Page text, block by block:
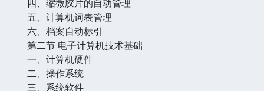
四、缩微胶片的自动管理
五、计算机词表管理
六、档案自动标引
第二节 电子计算机技术基础
一、计算机硬件
二、操作系统
三、系统软件